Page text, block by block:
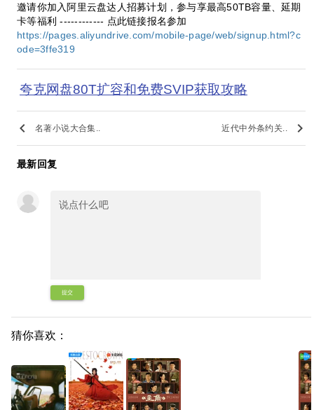
邀请你加入阿里云盘达人招募计划，参与享最高50TB容量、延期
卡等福利 ------------ 点此链接报名参加
https://pages.aliyundrive.com/mobile-page/web/signup.html?c
ode=3ffe319
夸克网盘80T扩容和免费SVIP获取攻略
keyboard_arrow_left 名著小说大合集.. 近代中外条约关.. keyboard_arrow_right
最新回复
提交
猜你喜欢：